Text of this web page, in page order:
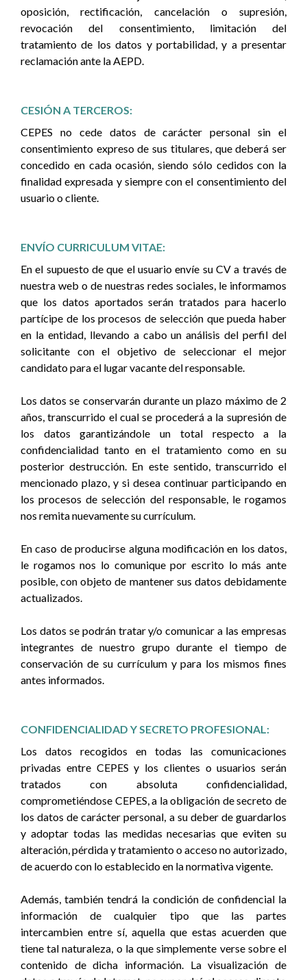
oposición, rectificación, cancelación o supresión,
revocación del consentimiento, limitación del
tratamiento de los datos y portabilidad, y a presentar
reclamación ante la AEPD.
CESIÓN A TERCEROS:
CEPES no cede datos de carácter personal sin el
consentimiento expreso de sus titulares, que deberá ser
concedido en cada ocasión, siendo sólo cedidos con la
finalidad expresada y siempre con el consentimiento del
usuario o cliente.
ENVÍO CURRICULUM VITAE:
En el supuesto de que el usuario envíe su CV a través de
nuestra web o de nuestras redes sociales, le informamos
que los datos aportados serán tratados para hacerlo
partícipe de los procesos de selección que pueda haber
en la entidad, llevando a cabo un análisis del perfil del
solicitante con el objetivo de seleccionar el mejor
candidato para el lugar vacante del responsable.
Los datos se conservarán durante un plazo máximo de 2
años, transcurrido el cual se procederá a la supresión de
los datos garantizándole un total respecto a la
confidencialidad tanto en el tratamiento como en su
posterior destrucción. En este sentido, transcurrido el
mencionado plazo, y si desea continuar participando en
los procesos de selección del responsable, le rogamos
nos remita nuevamente su currículum.
En caso de producirse alguna modificación en los datos,
le rogamos nos lo comunique por escrito lo más ante
posible, con objeto de mantener sus datos debidamente
actualizados.
Los datos se podrán tratar y/o comunicar a las empresas
integrantes de nuestro grupo durante el tiempo de
conservación de su currículum y para los mismos fines
antes informados.
CONFIDENCIALIDAD Y SECRETO PROFESIONAL:
Los datos recogidos en todas las comunicaciones
privadas entre CEPES y los clientes o usuarios serán
tratados con absoluta confidencialidad,
comprometiéndose CEPES, a la obligación de secreto de
los datos de carácter personal, a su deber de guardarlos
y adoptar todas las medidas necesarias que eviten su
alteración, pérdida y tratamiento o acceso no autorizado,
de acuerdo con lo establecido en la normativa vigente.
Además, también tendrá la condición de confidencial la
información de cualquier tipo que las partes
intercambien entre sí, aquella que estas acuerden que
tiene tal naturaleza, o la que simplemente verse sobre el
contenido de dicha información. La visualización de